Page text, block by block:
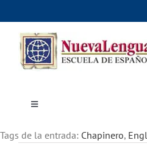
to
content
Toggle
Cursos
Dónde estudiar
Tags de la entrada: Chapinero,